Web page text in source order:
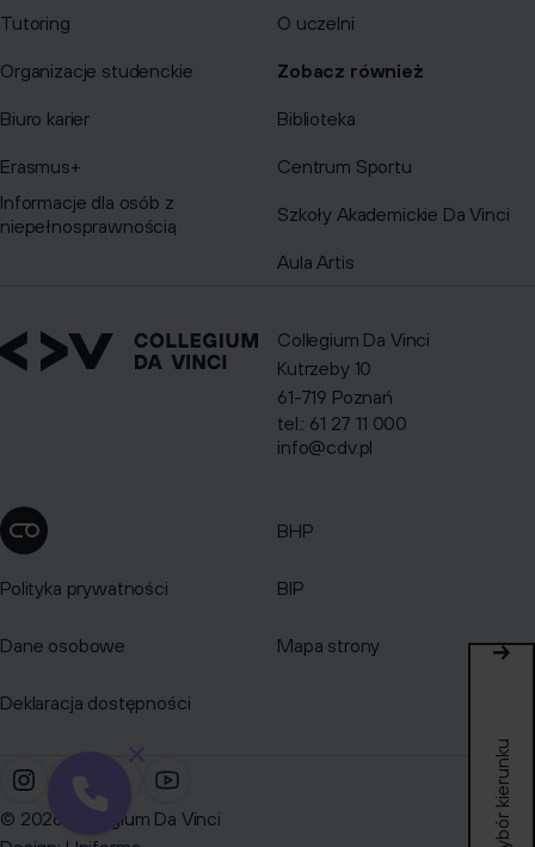
Tutoring
Organizacje studenckie
Biuro karier
Erasmus+
Informacje dla osób z
niepełnosprawnością
O uczelni
Zobacz również
Biblioteka
Centrum Sportu
Szkoły Akademickie Da Vinci
Aula Artis
Collegium Da Vinci
Kutrzeby 10
61-719 Poznań
tel.: 61 27 11 000
info@cdv.pl
Zmień ustawienia cookies
Polityka prywatności
Dane osobowe
Deklaracja dostępności
BHP
BIP
Mapa strony
© 2026 Collegium Da Vinci